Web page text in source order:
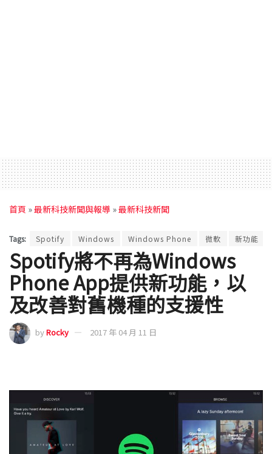
首頁 »最新科技新聞與報導 »最新科技新聞
Tags: Spotify Windows Windows Phone 微軟 新功能
Spotify將不再為Windows
Phone App提供新功能，以
及改善對舊機種的支援性
byRocky 2017 年 04 月 11 日